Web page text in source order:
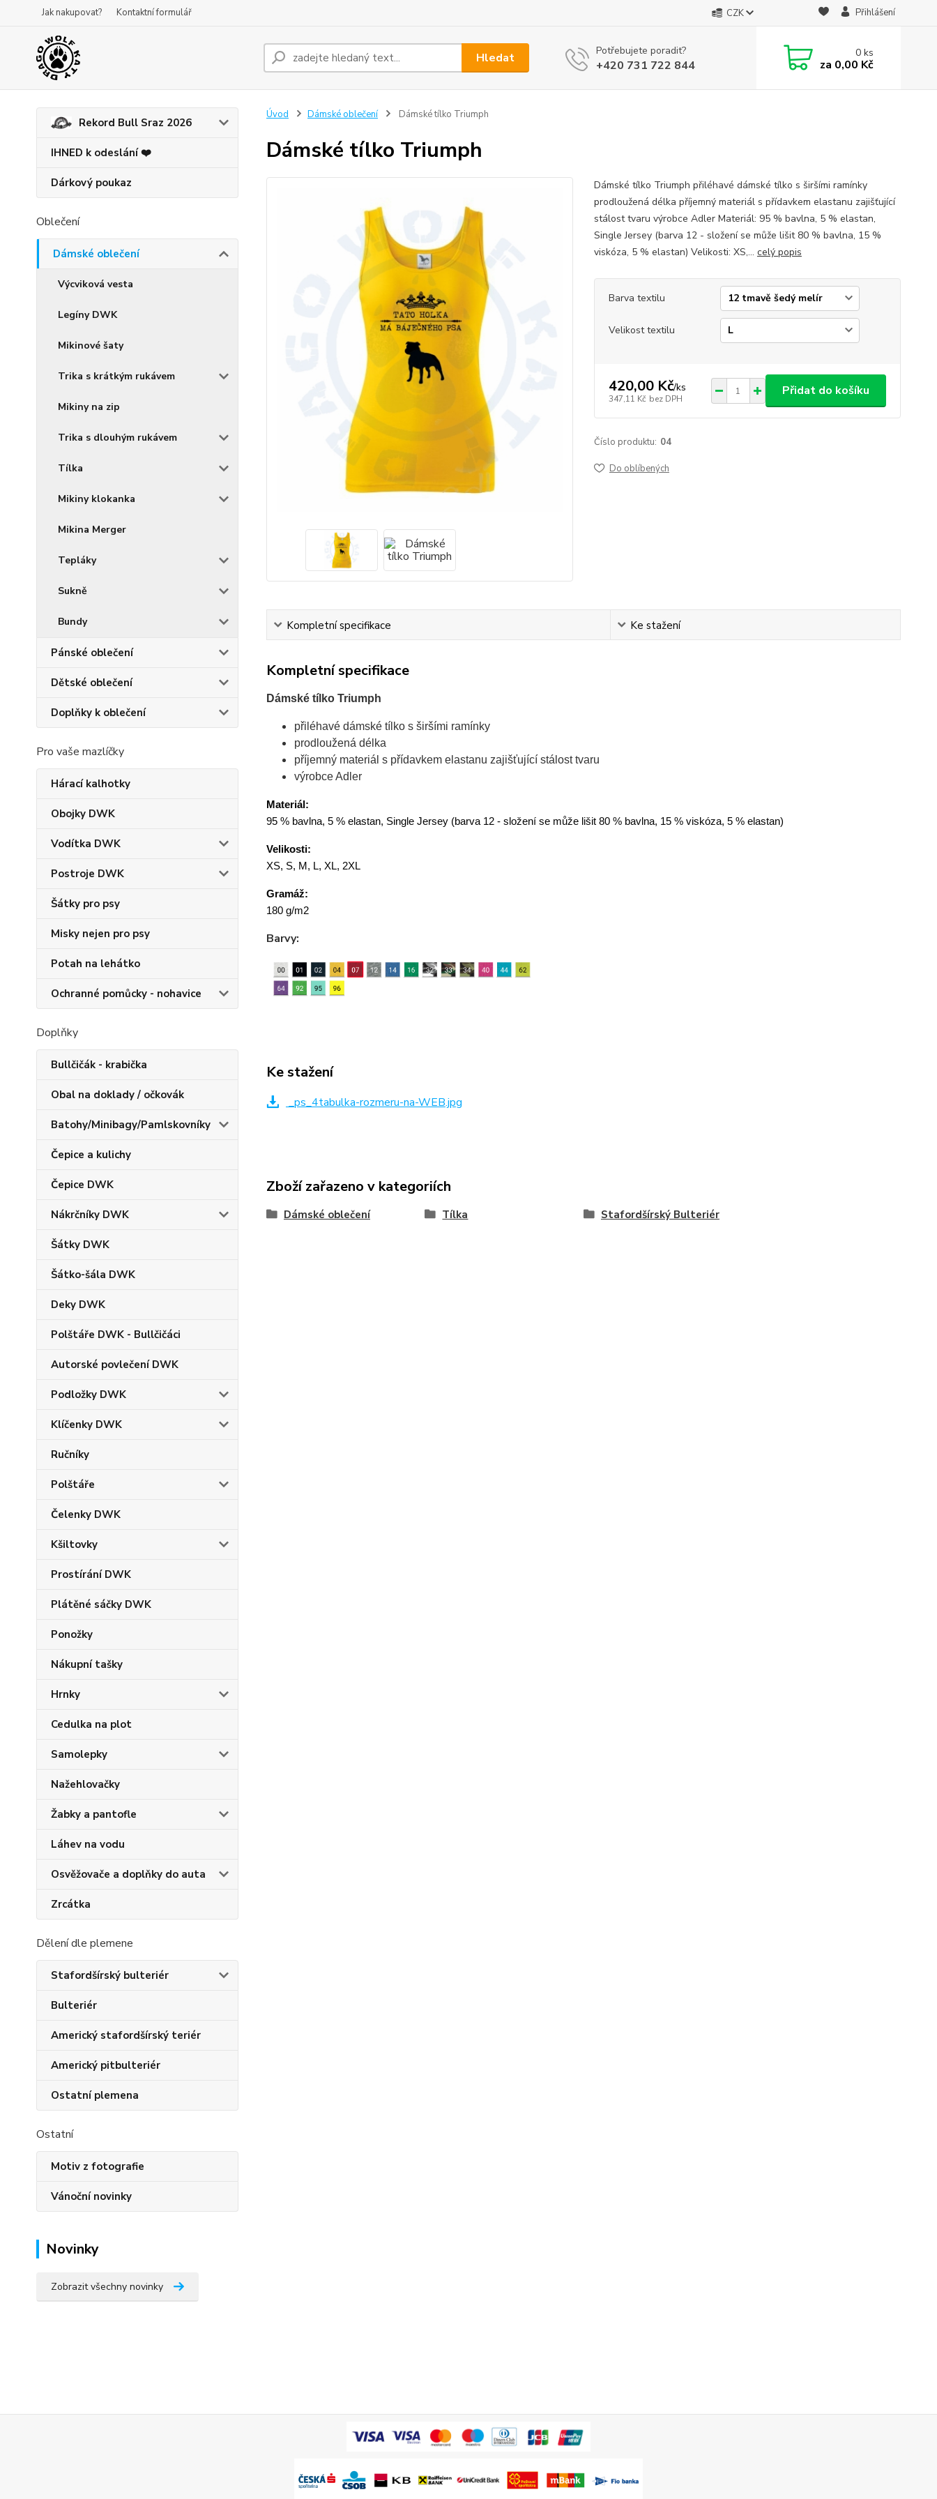
Jak nakupovat? Kontaktní formulář CZK Přihlášení
Hledat Potřebujete poradit?
+420 731 722 844
0ks
za 0,00 Kč
Rekord Bull Sraz 2026
IHNED k odeslání ❤️
Dárkový poukaz
Oblečení
Dámské oblečení
Výcviková vesta
Legíny DWK
Mikinové šaty
Trika s krátkým rukávem
Mikiny na zip
Trika s dlouhým rukávem
Tílka
Mikiny klokanka
Mikina Merger
Tepláky
Sukně
Bundy
Pánské oblečení
Dětské oblečení
Doplňky k oblečení
Pro vaše mazlíčky
Hárací kalhotky
Obojky DWK
Vodítka DWK
Postroje DWK
Šátky pro psy
Misky nejen pro psy
Potah na lehátko
Ochranné pomůcky - nohavice
Doplňky
Bullčičák - krabička
Obal na doklady / očkovák
Batohy/Minibagy/Pamlskovníky
Čepice a kulichy
Čepice DWK
Nákrčníky DWK
Šátky DWK
Šátko-šála DWK
Deky DWK
Polštáře DWK - Bullčičáci
Autorské povlečení DWK
Podložky DWK
Klíčenky DWK
Ručníky
Polštáře
Čelenky DWK
Kšiltovky
Prostírání DWK
Plátěné sáčky DWK
Ponožky
Nákupní tašky
Hrnky
Cedulka na plot
Samolepky
Nažehlovačky
Žabky a pantofle
Láhev na vodu
Osvěžovače a doplňky do auta
Zrcátka
Dělení dle plemene
Stafordšírský bulteriér
Bulteriér
Americký stafordšírský teriér
Americký pitbulteriér
Ostatní plemena
Ostatní
Motiv z fotografie
Vánoční novinky
Novinky
Zobrazit všechny novinky
Úvod Dámské oblečení Dámské tílko Triumph
Dámské tílko Triumph
Dámské tílko Triumph přiléhavé dámské tílko s širšími ramínky
prodloužená délka příjemný materiál s přídavkem elastanu zajišťující
stálost tvaru výrobce Adler Materiál: 95 % bavlna, 5 % elastan,
Single Jersey (barva 12 - složení se může lišit 80 % bavlna, 15 %
viskóza, 5 % elastan) Velikosti: XS,... celý popis
Barva textilu
Velikost textilu
420,00 Kč/ks
347,11 Kč bez DPH
Přidat do košíku
Číslo produktu: 04
Do oblíbených
Kompletní specifikace Ke stažení
Kompletní specifikace
Dámské tílko Triumph
přiléhavé dámské tílko s širšími ramínky
prodloužená délka
příjemný materiál s přídavkem elastanu zajišťující stálost tvaru
výrobce Adler
Materiál:
95 % bavlna, 5 % elastan, Single Jersey (barva 12 - složení se může lišit 80 % bavlna, 15 % viskóza, 5 % elastan)
Velikosti:
XS, S, M, L, XL, 2XL
Gramáž:
180 g/m2
Barvy:
Ke stažení
_ps_4tabulka-rozmeru-na-WEB.jpg
Zboží zařazeno v kategoriích
Dámské oblečení Tílka Stafordšírský Bulteriér